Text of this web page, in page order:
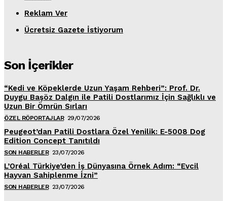
Reklam Ver
Ücretsiz Gazete İstiyorum
Son İçerikler
“Kedi ve Köpeklerde Uzun Yaşam Rehberi”: Prof. Dr.
Duygu Başöz Dalgın ile Patili Dostlarımız İçin Sağlıklı ve
Uzun Bir Ömrün Sırları
ÖZEL RÖPORTAJLAR 29/07/2026
Peugeot’dan Patili Dostlara Özel Yenilik: E-5008 Dog
Edition Concept Tanıtıldı
SON HABERLER 23/07/2026
L’Oréal Türkiye’den İş Dünyasına Örnek Adım: “Evcil
Hayvan Sahiplenme İzni”
SON HABERLER 23/07/2026